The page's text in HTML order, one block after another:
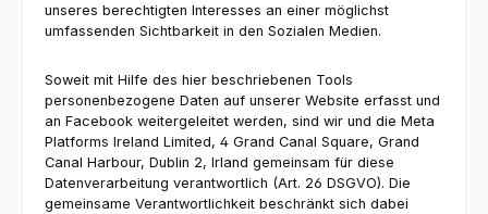
unseres berechtigten Interesses an einer möglichst
umfassenden Sichtbarkeit in den Sozialen Medien.
Soweit mit Hilfe des hier beschriebenen Tools
personenbezogene Daten auf unserer Website erfasst und
an Facebook weitergeleitet werden, sind wir und die Meta
Platforms Ireland Limited, 4 Grand Canal Square, Grand
Canal Harbour, Dublin 2, Irland gemeinsam für diese
Datenverarbeitung verantwortlich (Art. 26 DSGVO). Die
gemeinsame Verantwortlichkeit beschränkt sich dabei